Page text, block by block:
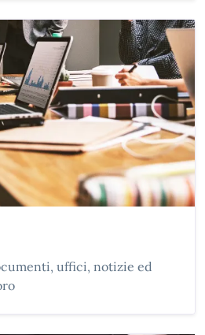
uffici, notizie ed